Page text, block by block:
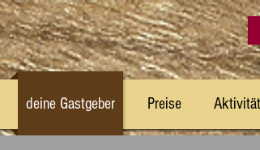
deine Gastgeber Preise